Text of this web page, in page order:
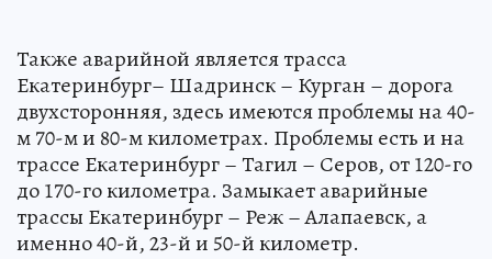
Также аварийной является трасса
Екатеринбург– Шадринск – Курган – дорога
двухсторонняя, здесь имеются проблемы на 40-
м 70-м и 80-м километрах. Проблемы есть и на
трассе Екатеринбург – Тагил – Серов, от 120-го
до 170-го километра. Замыкает аварийные
трассы Екатеринбург – Реж – Алапаевск, а
именно 40-й, 23-й и 50-й километр.